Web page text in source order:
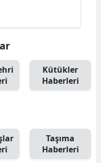
Kütükler
Haberleri
Taşıma
Haberleri